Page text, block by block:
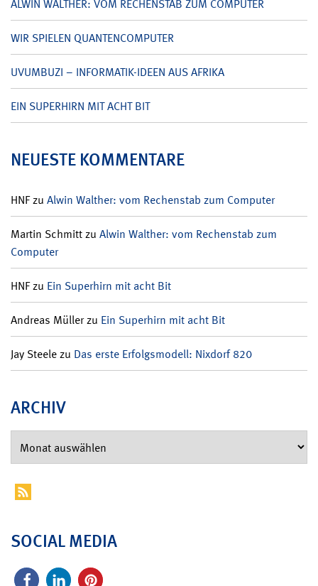
ALWIN WALTHER: VOM RECHENSTAB ZUM COMPUTER
WIR SPIELEN QUANTENCOMPUTER
UVUMBUZI – INFORMATIK-IDEEN AUS AFRIKA
EIN SUPERHIRN MIT ACHT BIT
NEUESTE KOMMENTARE
HNFzu Alwin Walther: vom Rechenstab zum Computer
Martin Schmittzu Alwin Walther: vom Rechenstab zum
Computer
HNFzu Ein Superhirn mit acht Bit
Andreas Müllerzu Ein Superhirn mit acht Bit
Jay Steelezu Das erste Erfolgsmodell: Nixdorf 820
ARCHIV
SOCIAL MEDIA